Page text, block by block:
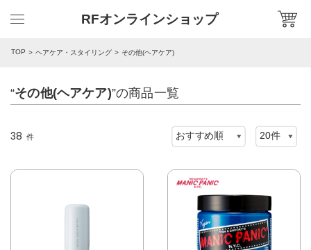
RFオンラインショップ
TOP ヘアケア・スタイリング その他(ヘアケア)
“その他(ヘアケア)”の商品一覧
38 件